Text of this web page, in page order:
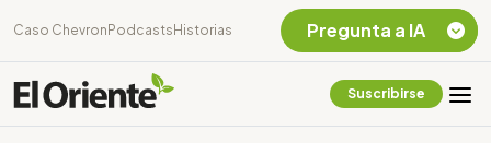
Caso Chevron Podcasts Historias
Suscribirse
Pregunta a IA